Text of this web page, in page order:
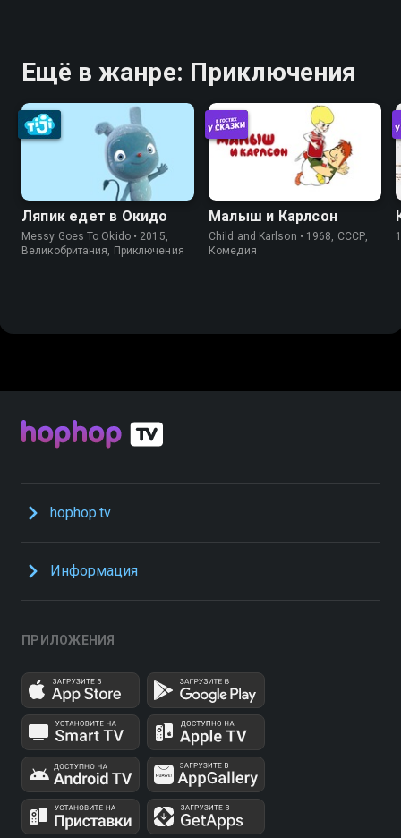
Ещё в жанре: Приключения
Ляпик едет в Окидо
Messy Goes To Okido • 2015,
Великобритания, Приключения
Малыш и Карлсон
Child and Karlson • 1968, СССР,
Комедия
hophop.tv
Информация
ПРИЛОЖЕНИЯ